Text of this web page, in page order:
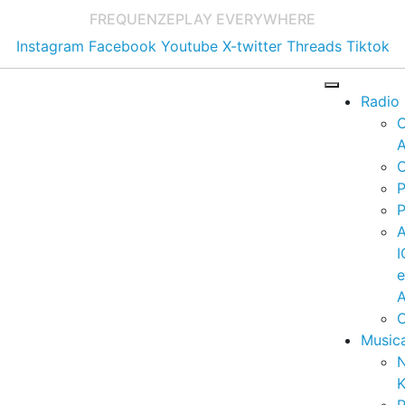
FREQUENZEPLAY EVERYWHERE
Instagram Facebook Youtube X-twitter Threads Tiktok
Radio
e